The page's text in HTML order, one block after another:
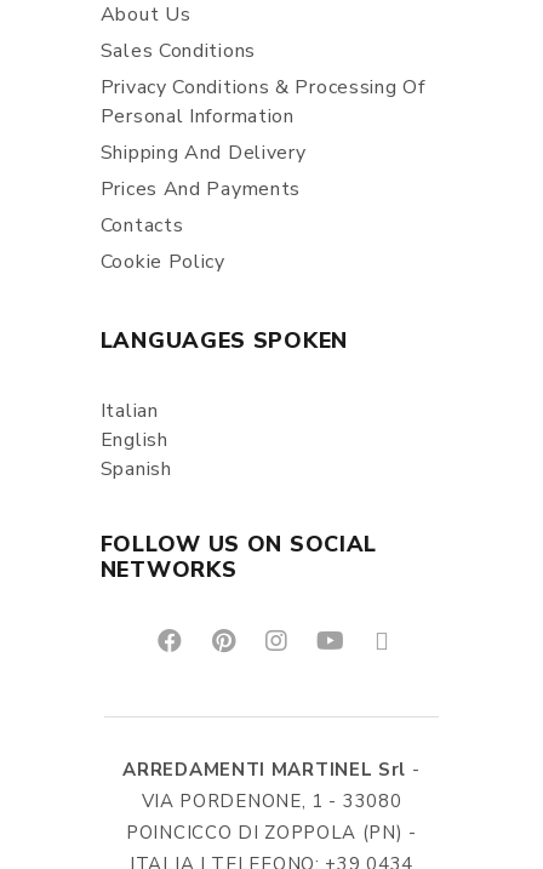
About Us
Sales Conditions
Privacy Conditions & Processing Of
Personal Information
Shipping And Delivery
Prices And Payments
Contacts
Cookie Policy
LANGUAGES SPOKEN
Italian
English
Spanish
FOLLOW US ON SOCIAL
NETWORKS
ARREDAMENTI MARTINEL Srl -
VIA PORDENONE, 1 - 33080
POINCICCO DI ZOPPOLA (PN) -
ITALIA | TELEFONO: +39 0434